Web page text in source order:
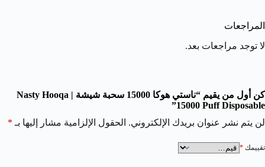
المراجعات
لا توجد مراجعات بعد.
كن أول من يقيم “ناستي هوكا 15000 سحبة شيشة | Nasty Hooqa
15000 Puff Disposable”
لن يتم نشر عنوان بريدك الإلكتروني. الحقول الإلزامية مشار إليها بـ *
تقييمك *